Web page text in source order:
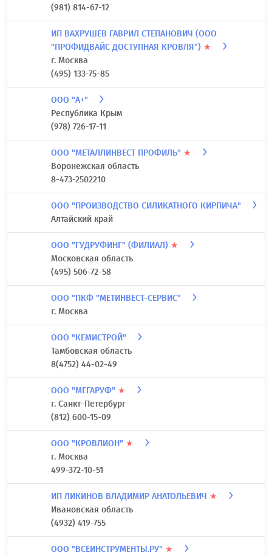
(981) 814-67-12
ИП ВАХРУШЕВ ГАВРИЛ СТЕПАНОВИЧ (ООО
"ПРОФИДВАЙС ДОСТУПНАЯ КРОВЛЯ") ★
г. Москва
(495) 133-75-85
ООО "А+"
Республика Крым
(978) 726-17-11
ООО "МЕТАЛЛИНВЕСТ ПРОФИЛЬ" ★
Воронежская область
8-473-2502210
ООО "ПРОИЗВОДСТВО СИЛИКАТНОГО КИРПИЧА"
Алтайский край
ООО "ГУДРУФИНГ" (ФИЛИАЛ) ★
Московская область
(495) 506-72-58
ООО "ПКФ "МЕТИНВЕСТ-СЕРВИС"
г. Москва
ООО "КЕМИСТРОЙ"
Тамбовская область
8(4752) 44-02-49
ООО "МЕГАРУФ" ★
г. Санкт-Петербург
(812) 600-15-09
ООО "КРОВЛИОН" ★
г. Москва
499-372-10-51
ИП ЛИКИНОВ ВЛАДИМИР АНАТОЛЬЕВИЧ ★
Ивановская область
(4932) 419-755
ООО "ВСЕИНСТРУМЕНТЫ.РУ" ★